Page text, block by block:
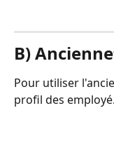
B)
Pour utiliser
profil des